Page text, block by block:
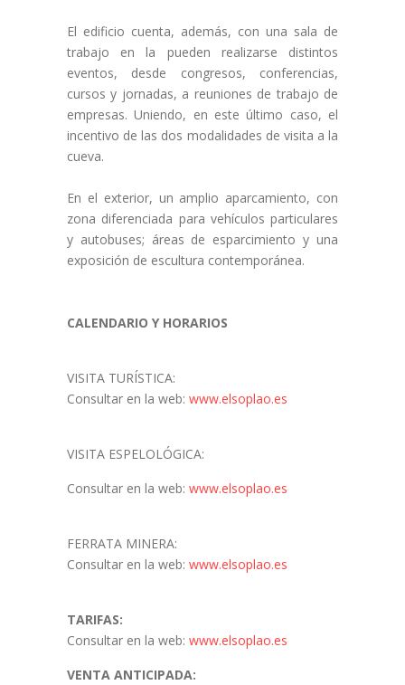
El edificio cuenta, además, con una sala de
trabajo en la pueden realizarse distintos
eventos, desde congresos, conferencias,
cursos y jornadas, a reuniones de trabajo de
empresas. Uniendo, en este último caso, el
incentivo de las dos modalidades de visita a la
cueva.
En el exterior, un amplio aparcamiento, con
zona diferenciada para vehículos particulares
y autobuses; áreas de esparcimiento y una
exposición de escultura contemporánea.
CALENDARIO Y HORARIOS
VISITA TURÍSTICA:
Consultar en la web: www.elsoplao.es
VISITA ESPELOLÓGICA:
Consultar en la web: www.elsoplao.es
FERRATA MINERA:
Consultar en la web: www.elsoplao.es
TARIFAS:
Consultar en la web: www.elsoplao.es
VENTA ANTICIPADA: